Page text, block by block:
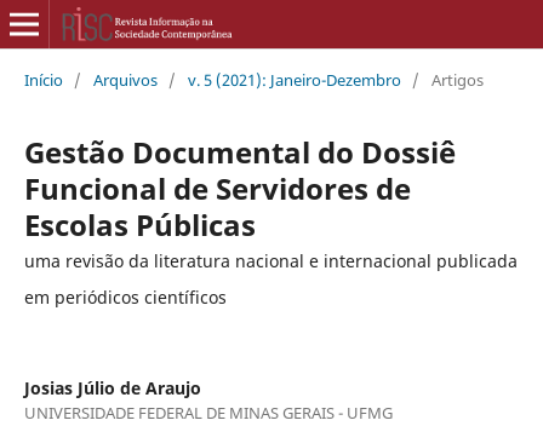
Início / Arquivos / v. 5 (2021): Janeiro-Dezembro / Artigos
Gestão Documental do Dossiê
Funcional de Servidores de
Escolas Públicas
uma revisão da literatura nacional e internacional publicada
em periódicos científicos
Josias Júlio de Araujo
UNIVERSIDADE FEDERAL DE MINAS GERAIS - UFMG